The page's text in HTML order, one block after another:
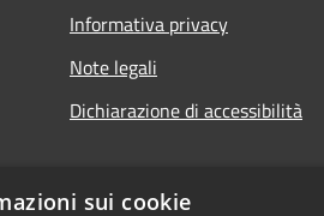
Informativa privacy
Note legali
Dichiarazione di accessibilità
sui cookie